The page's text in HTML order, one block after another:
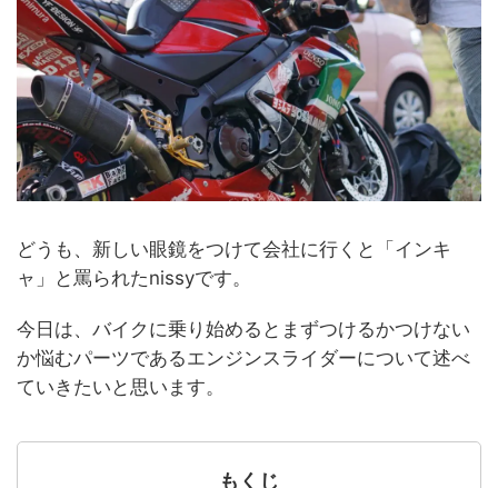
どうも、新しい眼鏡をつけて会社に行くと「インキ
ャ」と罵られたnissyです。
今日は、バイクに乗り始めるとまずつけるかつけない
か悩むパーツであるエンジンスライダーについて述べ
ていきたいと思います。
もくじ